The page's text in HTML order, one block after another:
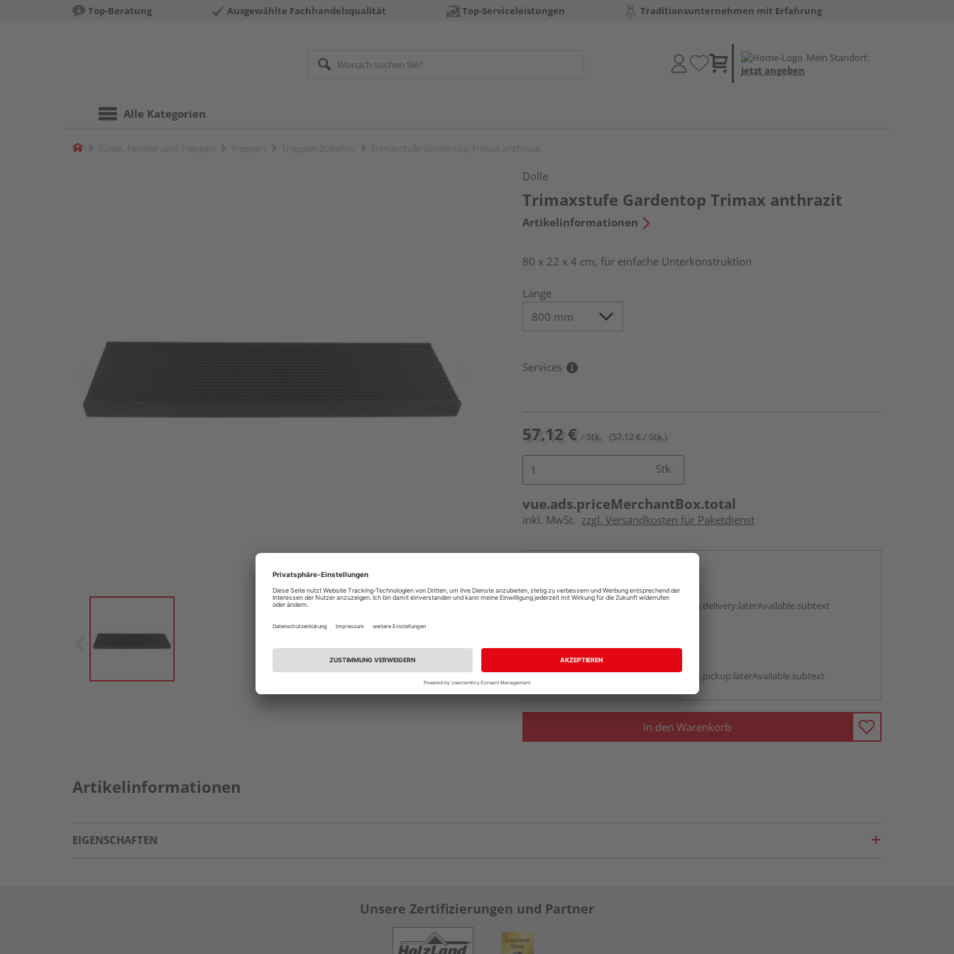
Top-Beratung Ausgewählte Fachhandelsqualität Top-Serviceleistungen Traditionsunternehmen mit Erfahrung
Mein Standort:
Jetzt angeben
Alle Kategorien
Home
Dolle
Trimaxstufe Gardentop Trimax anthrazit
Artikelinformationen
80 x 22 x 4 cm, für einfache Unterkonstruktion
Länge
Services
57,12 € / Stk. (57,12 € / Stk.)
Stk.
vue.ads.priceMerchantBox.total
inkl. MwSt. zzgl. Versandkosten für Paketdienst
Auf Vorbestellung:
vue.ads.priceMerchantBox.option.delivery.laterAvailable.subtext
Auf Vorbestellung:
vue.ads.priceMerchantBox.option.pickup.laterAvailable.subtext
In den Warenkorb
Artikelinformationen
EIGENSCHAFTEN
Unsere Zertifizierungen und Partner